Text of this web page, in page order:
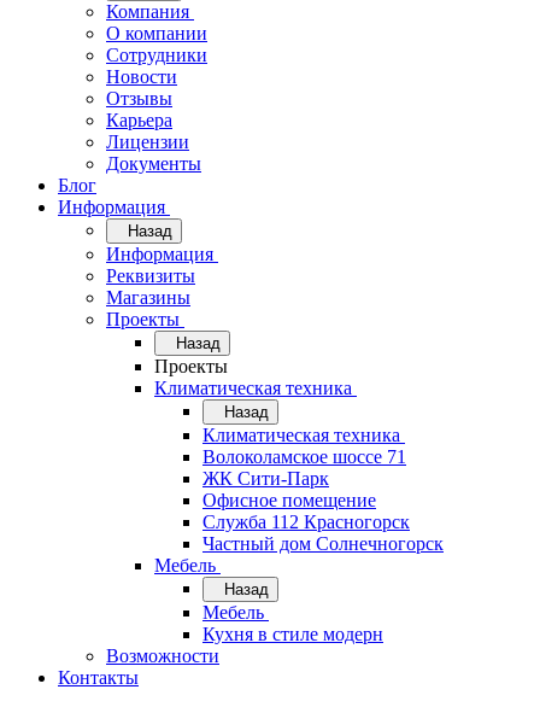
Компания
О компании
Сотрудники
Новости
Отзывы
Карьера
Лицензии
Документы
Блог
Информация
Назад
Информация
Реквизиты
Магазины
Проекты
Назад
Проекты
Климатическая техника
Назад
Климатическая техника
Волоколамское шоссе 71
ЖК Сити-Парк
Офисное помещение
Служба 112 Красногорск
Частный дом Солнечногорск
Мебель
Назад
Мебель
Кухня в стиле модерн
Возможности
Контакты